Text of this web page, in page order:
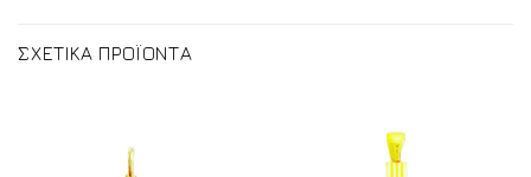
ΣΧΕΤΙΚΑ ΠΡΟΪΟΝΤΑ